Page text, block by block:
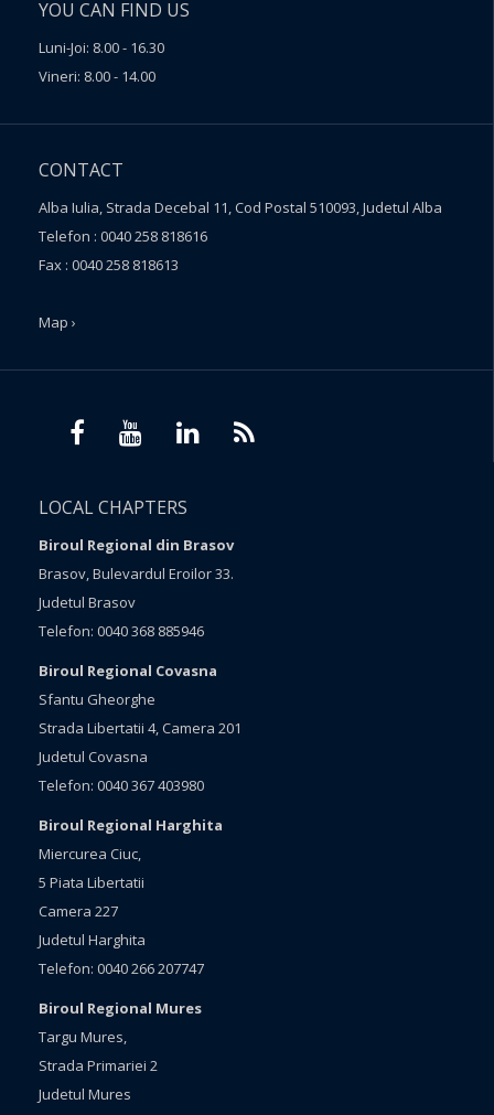
YOU CAN FIND US
Luni-Joi: 8.00 - 16.30
Vineri: 8.00 - 14.00
CONTACT
Alba Iulia, Strada Decebal 11, Cod Postal 510093, Judetul Alba
Telefon : 0040 258 818616
Fax : 0040 258 818613
Map ›
LOCAL CHAPTERS
Biroul Regional din Brasov
Brasov, Bulevardul Eroilor 33.
Judetul Brasov
Telefon: 0040 368 885946
Biroul Regional Covasna
Sfantu Gheorghe
Strada Libertatii 4, Camera 201
Judetul Covasna
Telefon: 0040 367 403980
Biroul Regional Harghita
Miercurea Ciuc,
5 Piata Libertatii
Camera 227
Judetul Harghita
Telefon: 0040 266 207747
Biroul Regional Mures
Targu Mures,
Strada Primariei 2
Judetul Mures